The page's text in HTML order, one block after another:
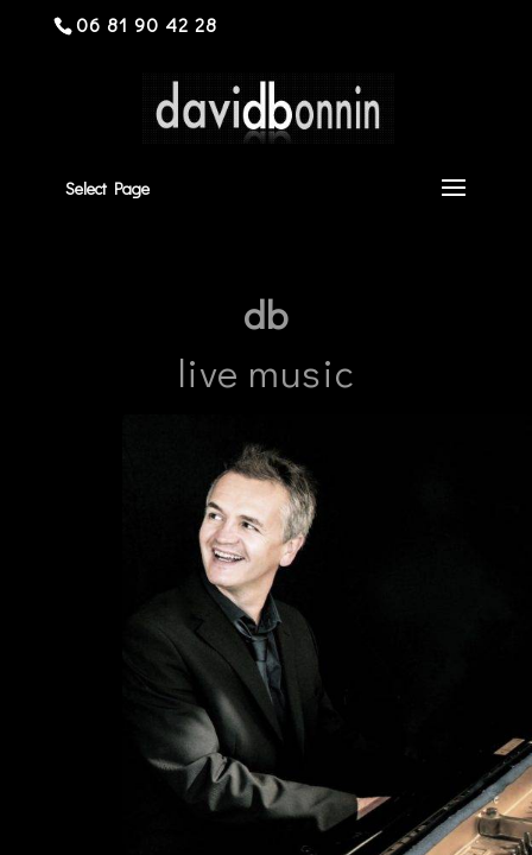
06 81 90 42 28
Select Page
db
live music